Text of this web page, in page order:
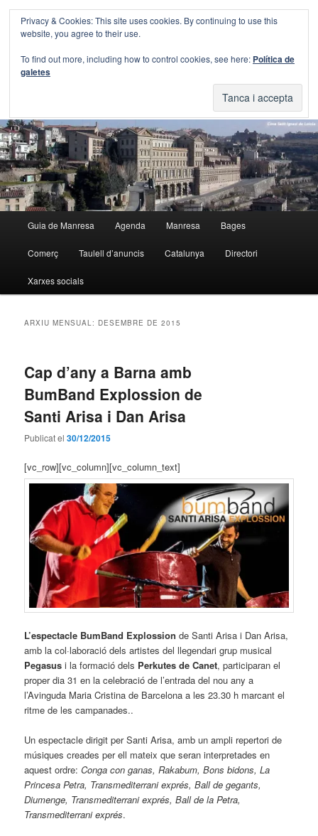
Aneu
contingut
Aneu
contingut
Blog Guia Manresa
principal
Guia de Manresa Agenda Manresa Bages
Comerç Taulell d’anuncis Catalunya Directori
Xarxes socials
ARXIU MENSUAL: DESEMBRE DE 2015
Cap d’any a Barna amb
BumBand Explossion de
Santi Arisa i Dan Arisa
Publicat el30/12/2015
[vc_row][vc_column][vc_column_text]
L’espectacle BumBand Explossion de Santi Arisa i Dan Arisa,
amb la col·laboració dels artistes del llegendari grup musical
Pegasus i la formació dels Perkutes de Canet, participaran el
proper dia 31 en la celebració de l’entrada del nou any a
l’Avinguda Maria Cristina de Barcelona a les 23.30 h marcant el
ritme de les campanades..
Un espectacle dirigit per Santi Arisa, amb un ampli repertori de
músiques creades per ell mateix que seran interpretades en
aquest ordre:Conga con ganas, Rakabum, Bons bidons, La
Princesa Petra, Transmediterrani exprés, Ball de gegants,
Diumenge, Transmediterrani exprés, Ball de la Petra,
Transmediterrani exprés.
Privacy & Cookies: This site uses cookies. By continuing to use this
website, you agree to their use.
To find out more, including how to control cookies, see here: Política de
galetes